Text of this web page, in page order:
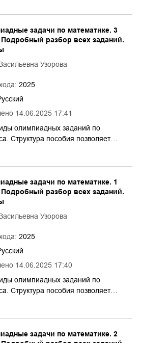
14.06.2025 17:41
задачи по математике. 3
Подробный разбор всех заданий.
Узорова
2025
олимпиадных заданий по
Структура пособия позволяет…
14.06.2025 17:40
задачи по математике. 1
Подробный разбор всех заданий.
Узорова
2025
олимпиадных заданий по
Структура пособия позволяет…
задачи по математике. 2